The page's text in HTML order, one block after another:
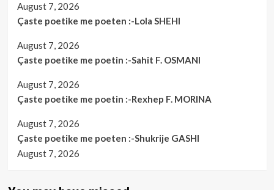
August 7, 2026
Çaste poetike me poeten :-Lola SHEHI
August 7, 2026
Çaste poetike me poetin :-Sahit F. OSMANI
August 7, 2026
Çaste poetike me poetin :-Rexhep F. MORINA
August 7, 2026
Çaste poetike me poeten :-Shukrije GASHI
August 7, 2026